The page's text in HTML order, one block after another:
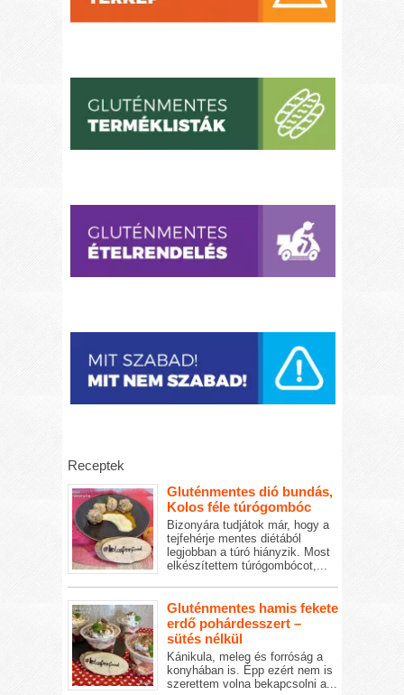
Receptek
Gluténmentes dió bundás,
Kolos féle túrógombóc
Bizonyára tudjátok már, hogy a
tejfehérje mentes diétából
legjobban a túró hiányzik. Most
elkészítettem túrógombócot,...
Gluténmentes hamis fekete
erdő pohárdesszert –
sütés nélkül
Kánikula, meleg és forróság a
konyhában is. Épp ezért nem is
szerettem volna bekapcsolni a...